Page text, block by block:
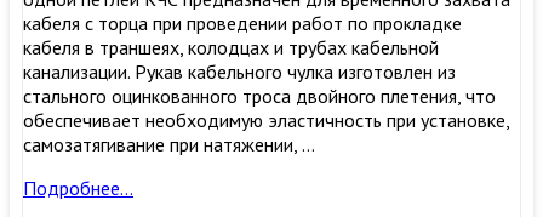
кабеля с торца при проведении работ по прокладке
кабеля в траншеях, колодцах и трубах кабельной
канализации. Рукав кабельного чулка изготовлен из
стального оцинкованного троса двойного плетения, что
обеспечивает необходимую эластичность при установке,
самозатягивание при натяжении, …
КЧС30/1
Подробнее…